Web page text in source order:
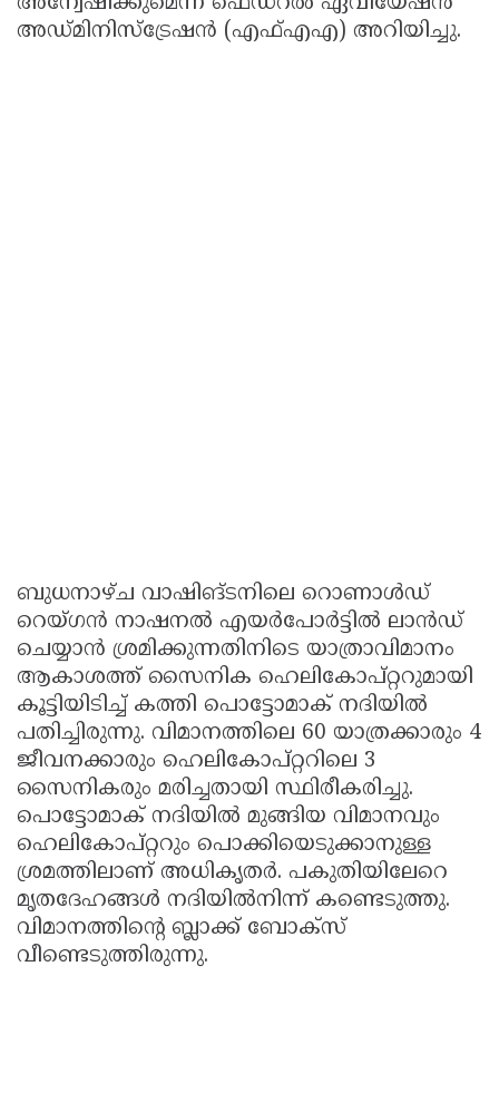
അഡ്മിനിസ്‌ട്രേഷന്‍ (എഫ്എഎ) അറിയിച്ചു.
ബുധനാഴ്ച വാഷിങ്ടനിലെ റൊണാള്‍ഡ്
റെയ്ഗന്‍ നാഷനല്‍ എയര്‍പോര്‍ട്ടില്‍ ലാന്‍ഡ്
ചെയ്യാന്‍ ശ്രമിക്കുന്നതിനിടെ യാത്രാവിമാനം
ആകാശത്ത് സൈനിക ഹെലികോപ്റ്ററുമായി
കൂട്ടിയിടിച്ച് കത്തി പൊട്ടോമാക് നദിയില്‍
പതിച്ചിരുന്നു. വിമാനത്തിലെ 60 യാത്രക്കാരും 4
ജീവനക്കാരും ഹെലികോപ്റ്ററിലെ 3
സൈനികരും മരിച്ചതായി സ്ഥിരീകരിച്ചു.
പൊട്ടോമാക് നദിയില്‍ മുങ്ങിയ വിമാനവും
ഹെലികോപ്റ്ററും പൊക്കിയെടുക്കാനുള്ള
ശ്രമത്തിലാണ് അധികൃതര്‍. പകുതിയിലേറെ
മൃതദേഹങ്ങള്‍ നദിയില്‍നിന്ന് കണ്ടെടുത്തു.
വിമാനത്തിന്റെ ബ്ലാക്ക് ബോക്‌സ്
വീണ്ടെടുത്തിരുന്നു.